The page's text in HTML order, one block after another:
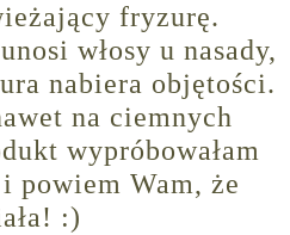
fryzurę.
włosy u nasady,
nabiera objętości.
na ciemnych
wypróbowałam
powiem Wam, że
:)